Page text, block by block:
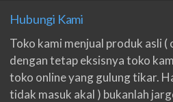
Hubungi Kami
Toko kami menjual produk asli
dengan tetap eksisnya toko
toko online yang gulung tikar.
tidak masuk akal ) bukanlah